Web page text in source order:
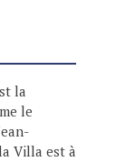
la
le
Villa est à